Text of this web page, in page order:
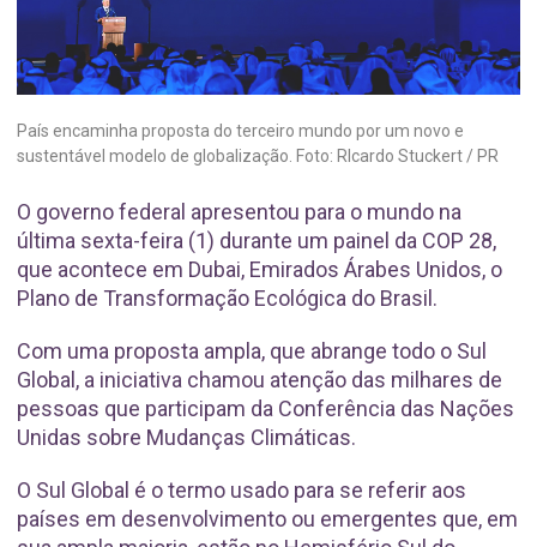
País encaminha proposta do terceiro mundo por um novo e
sustentável modelo de globalização. Foto: RIcardo Stuckert / PR
O governo federal apresentou para o mundo na
última sexta-feira (1) durante um painel da COP 28,
que acontece em Dubai, Emirados Árabes Unidos, o
Plano de Transformação Ecológica do Brasil.
Com uma proposta ampla, que abrange todo o Sul
Global, a iniciativa chamou atenção das milhares de
pessoas que participam da Conferência das Nações
Unidas sobre Mudanças Climáticas.
O Sul Global é o termo usado para se referir aos
países em desenvolvimento ou emergentes que, em